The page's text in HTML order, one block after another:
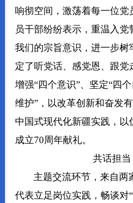
响彻空间，激荡着每一位党
员干部纷纷表示，重温入党
我们的宗旨意识，进一步树
定了听党话、感党恩、跟党
增强“四个意识”、坚定“四
维护” ，以改革创新和奋发
中国式现代化新疆实践，以
成立70周年献礼。
共话担当
主题交流环节，来自两
代表立足岗位实践，畅谈对